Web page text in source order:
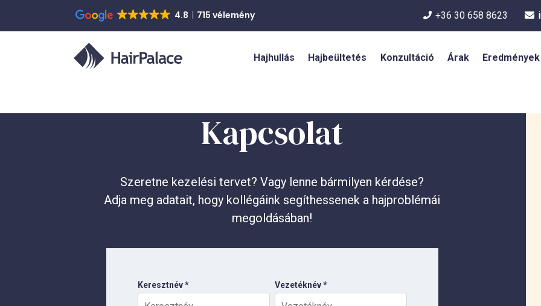
4.8 715 vélemény +36 30 658 8623
Hajhullás Hajbeültetés Konzultáció Árak Eredmények
Kapcsolat
Szeretne kezelési tervet? Vagy lenne bármilyen kérdése?
Adja meg adatait, hogy kollégáink segíthessenek a hajproblémái
megoldásában!